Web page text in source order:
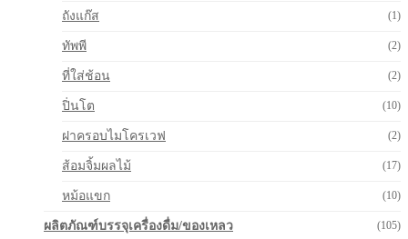
ถังแก๊ส (1)
ทัพพี (2)
ที่ใส่ช้อน (2)
ปิ่นโต (10)
ฝาครอบไมโครเวฟ (2)
ส้อมจิ้มผลไม้ (17)
หม้อแขก (10)
ผลิตภัณฑ์บรรจุเครื่องดื่ม/ของเหลว (105)